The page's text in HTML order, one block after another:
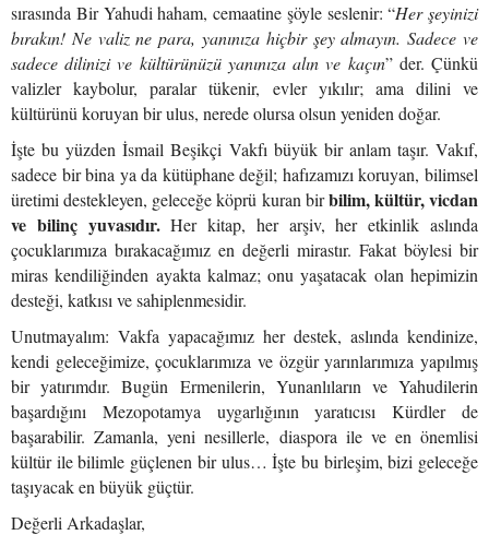
sırasında Bir Yahudi haham, cemaatine şöyle seslenir: “Her şeyinizi
bırakın! Ne valiz ne para, yanınıza hiçbir şey almayın. Sadece ve
sadece dilinizi ve kültürünüzü yanınıza alın ve kaçın” der. Çünkü
valizler kaybolur, paralar tükenir, evler yıkılır; ama dilini ve
kültürünü koruyan bir ulus, nerede olursa olsun yeniden doğar.
İşte bu yüzden İsmail Beşikçi Vakfı büyük bir anlam taşır. Vakıf,
sadece bir bina ya da kütüphane değil; hafızamızı koruyan, bilimsel
üretimi destekleyen, geleceğe köprü kuran birbilim, kültür, vicdan
ve bilinç yuvasıdır.Her kitap, her arşiv, her etkinlik aslında
çocuklarımıza bırakacağımız en değerli mirastır. Fakat böylesi bir
miras kendiliğinden ayakta kalmaz; onu yaşatacak olan hepimizin
desteği, katkısı ve sahiplenmesidir.
Unutmayalım: Vakfa yapacağımız her destek, aslında kendinize,
kendi geleceğimize, çocuklarımıza ve özgür yarınlarımıza yapılmış
bir yatırımdır. Bugün Ermenilerin, Yunanlıların ve Yahudilerin
başardığını Mezopotamya uygarlığının yaratıcısı Kürdler de
başarabilir. Zamanla, yeni nesillerle, diaspora ile ve en önemlisi
kültür ile bilimle güçlenen bir ulus… İşte bu birleşim, bizi geleceğe
taşıyacak en büyük güçtür.
Değerli Arkadaşlar,